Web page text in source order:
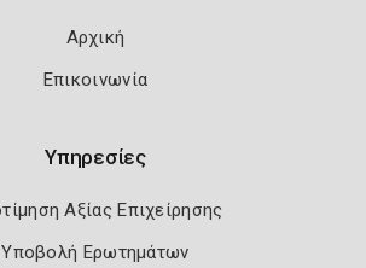
Αρχική
Επικοινωνία
Υπηρεσίες
Αξίας Επιχείρησης
Υποβολή Ερωτημάτων